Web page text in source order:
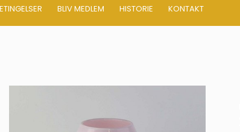
BLIV MEDLEM HISTORIE KONTAKT